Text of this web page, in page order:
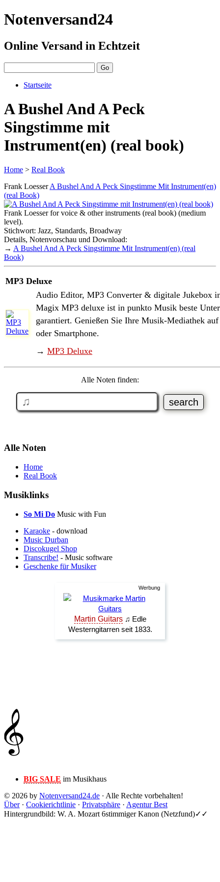
Notenversand24
Online Versand in Echtzeit
Startseite
A Bushel And A Peck
Singstimme mit
Instrument(en) (real book)
Home > Real Book
Frank Loesser A Bushel And A Peck Singstimme Mit Instrument(en)
(real Book)
Frank Loesser for voice & other instruments (real book) (medium
level).
Stichwort: Jazz, Standards, Broadway
Details, Notenvorschau und Download:
→ A Bushel And A Peck Singstimme Mit Instrument(en) (real
Book)
MP3 Deluxe
Audio Editor, MP3 Converter & digitale Jukebox
Magix MP3 deluxe ist in punkto Musik beste
garantiert. Genießen Sie Ihre Musik-Mediathek
oder Smartphone.
→ MP3 Deluxe
Alle Noten finden:
Alle Noten
Home
Real Book
Musiklinks
So Mi Do Music with Fun
Karaoke - download
Music Durban
Discokugel Shop
Transcribe! - Music software
Geschenke für Musiker
BIG SALE im Musikhaus
© 2026 by Notenversand24.de · Alle Rechte vorbehalten!
Über· Cookierichtlinie · Privatsphäre · Agentur Best
Hintergrundbild: W. A. Mozart 6stimmiger Kanon (Netzfund)✓✓